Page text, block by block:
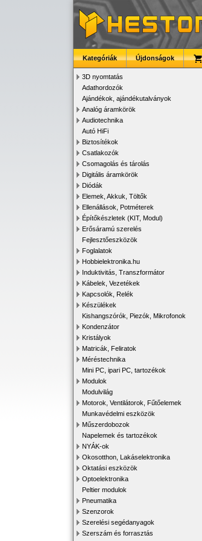
Kategóriák Újdonságok
3D nyomtatás
Adathordozók
Ajándékok, ajándékutalványok
Analóg áramkörök
Audiotechnika
Autó HiFi
Biztosítékok
Csatlakozók
Csomagolás és tárolás
Digitális áramkörök
Diódák
Elemek, Akkuk, Töltők
Ellenállások, Potméterek
Építőkészletek (KIT, Modul)
Erősáramú szerelés
Fejlesztőeszközök
Foglalatok
Hobbielektronika.hu
Induktivitás, Transzformátor
Kábelek, Vezetékek
Kapcsolók, Relék
Készülékek
Kishangszórók, Piezók, Mikrofonok
Kondenzátor
Kristályok
Matricák, Feliratok
Méréstechnika
Mini PC, ipari PC, tartozékok
Modulok
Modulvilág
Motorok, Ventilátorok, Fűtőelemek
Munkavédelmi eszközök
Műszerdobozok
Napelemek és tartozékok
NYÁK-ok
Okosotthon, Lakáselektronika
Oktatási eszközök
Optoelektronika
Peltier modulok
Pneumatika
Szenzorok
Szerelési segédanyagok
Szerszám és forrasztás